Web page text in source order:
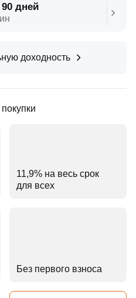
дней
доходность
11,9% на весь срок
для всех
Без первого взноса